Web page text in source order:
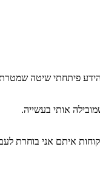
פיתחתי שיטה
אותי בעשייה.
איתם אני בוחרת